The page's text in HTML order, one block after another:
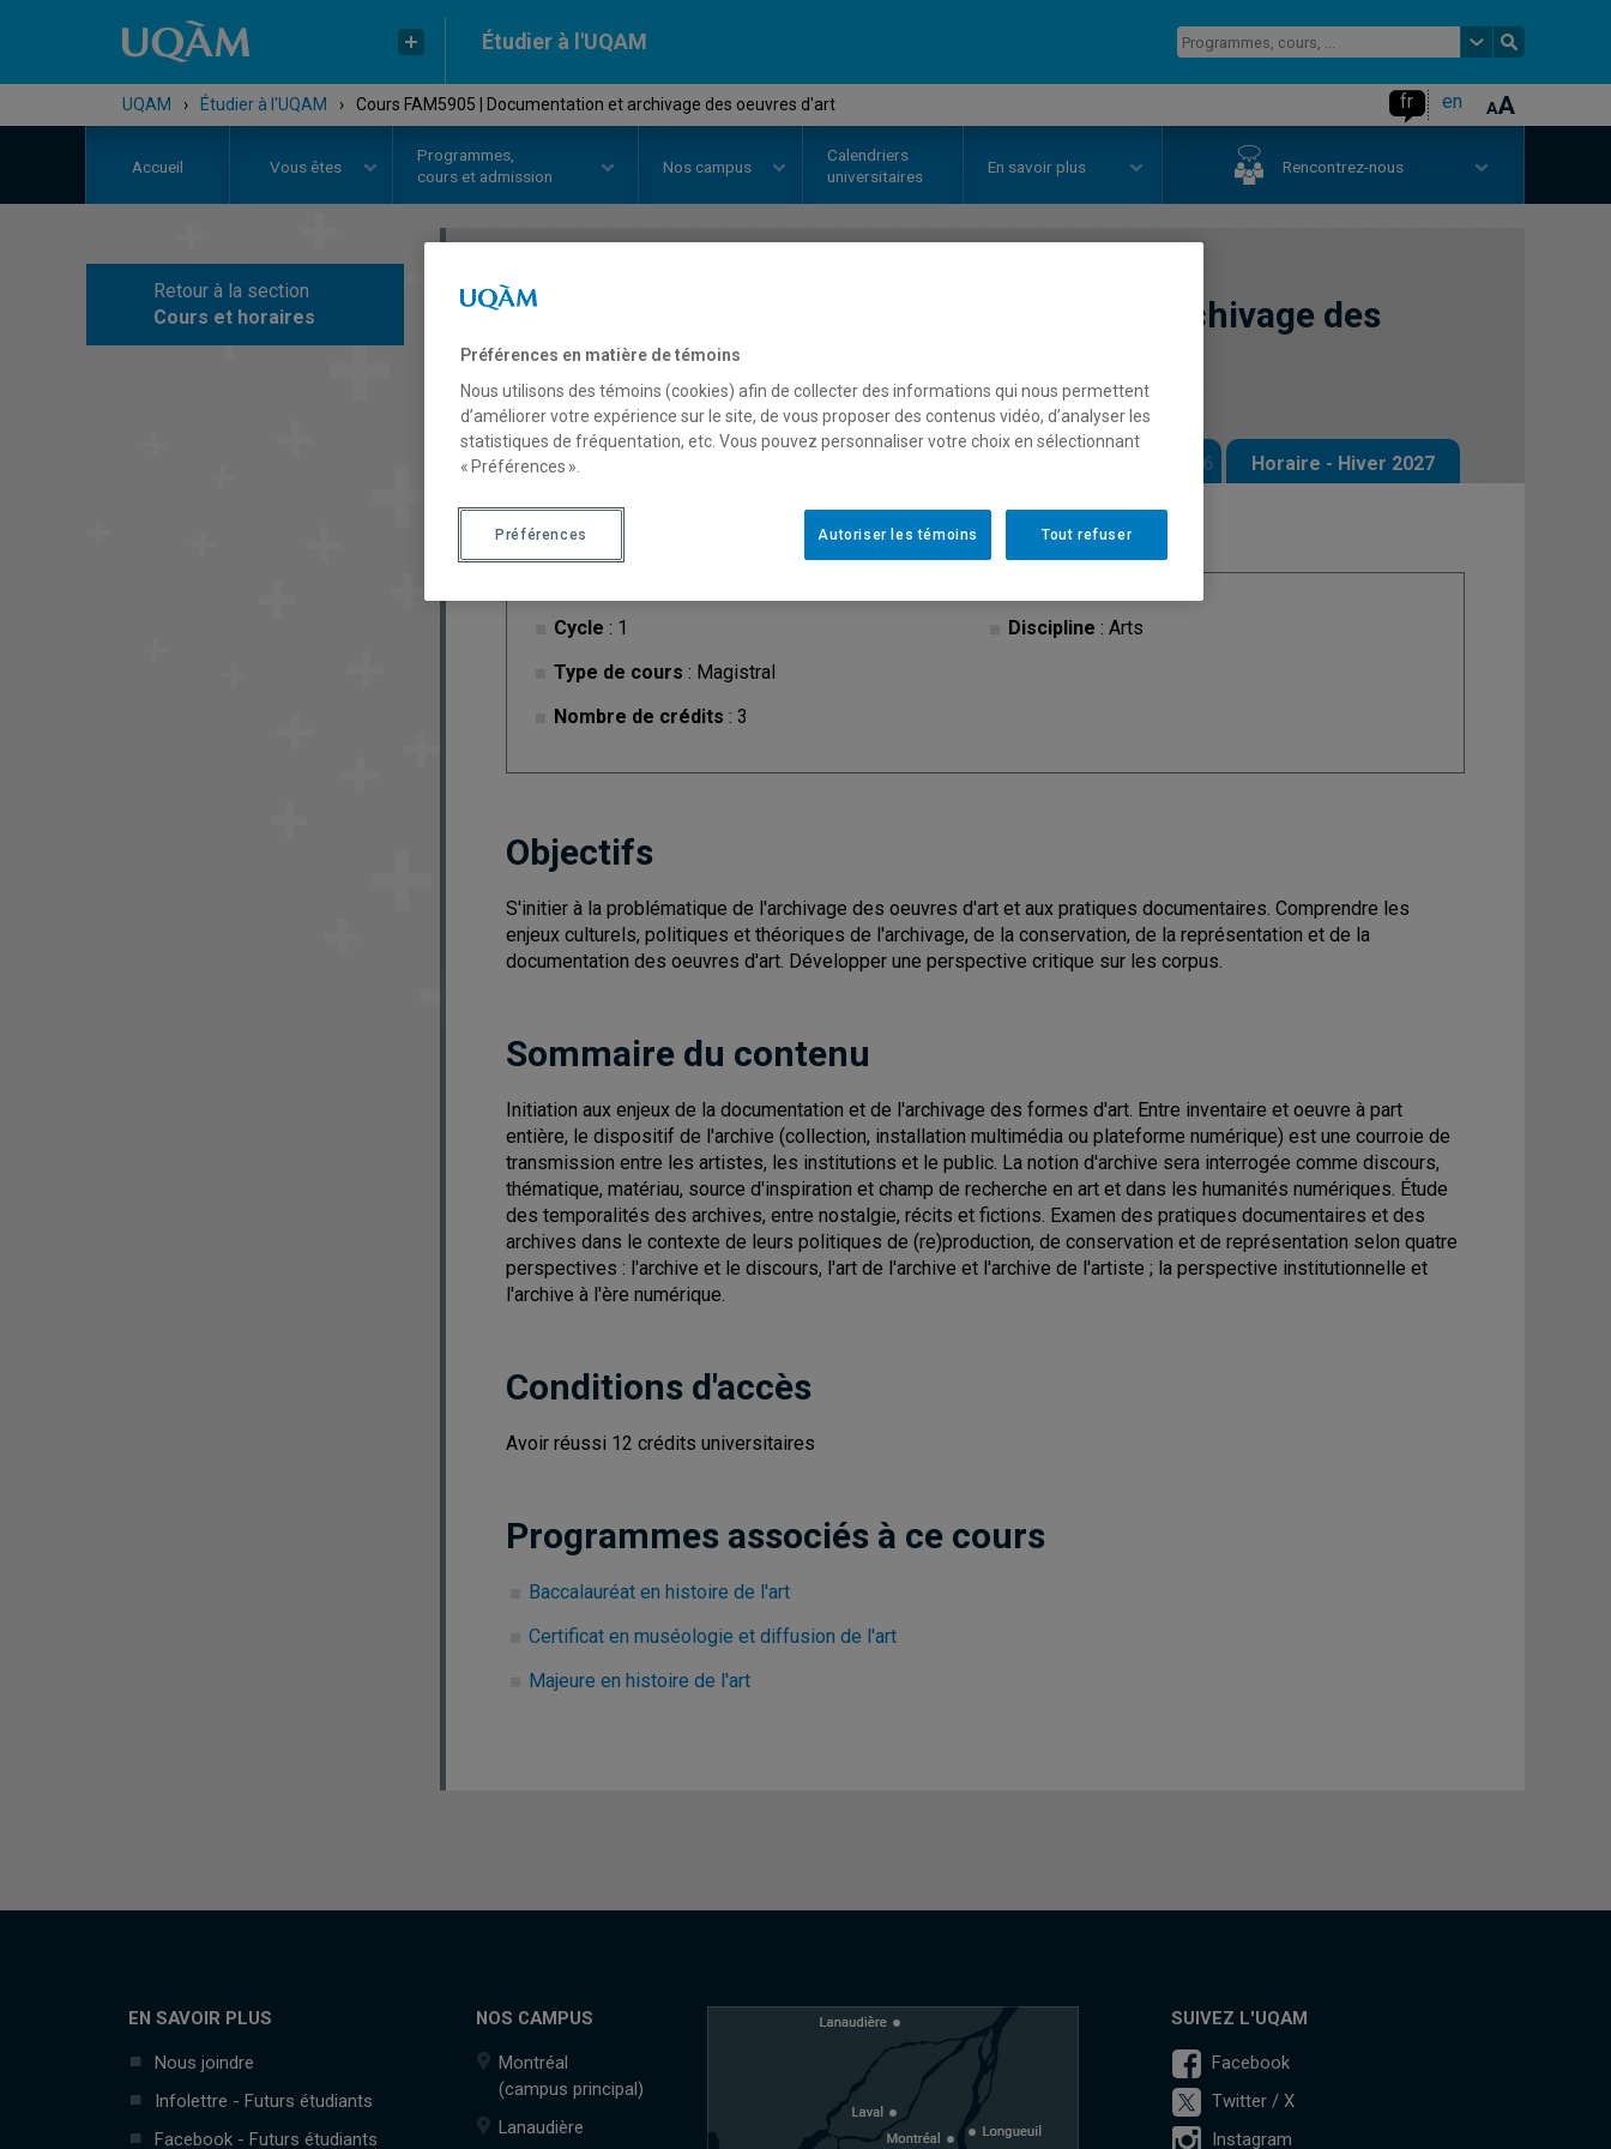
Étudier à l'UQAM
UQAM › Étudier à l'UQAM › Cours FAM5905 | Documentation et archivage des oeuvres d'art fr en
Accueil Vous êtes
Programmes,
cours et admission
Nos campus
Calendriers
universitaires
En savoir plus Rencontrez-nous
Retour à la section
Cours et horaires
COURS
Documentation et archivage des
oeuvres d'art
Description Horaire - Automne 2026 Horaire - Hiver 2027
Cycle : 1
Type de cours : Magistral
Nombre de crédits : 3
Discipline : Arts
Objectifs
S'initier à la problématique de l'archivage des oeuvres d'art et aux pratiques documentaires. Comprendre les
enjeux culturels, politiques et théoriques de l'archivage, de la conservation, de la représentation et de la
documentation des oeuvres d'art. Développer une perspective critique sur les corpus.
Sommaire du contenu
Initiation aux enjeux de la documentation et de l'archivage des formes d'art. Entre inventaire et oeuvre à part
entière, le dispositif de l'archive (collection, installation multimédia ou plateforme numérique) est une courroie de
transmission entre les artistes, les institutions et le public. La notion d'archive sera interrogée comme discours,
thématique, matériau, source d'inspiration et champ de recherche en art et dans les humanités numériques. Étude
des temporalités des archives, entre nostalgie, récits et fictions. Examen des pratiques documentaires et des
archives dans le contexte de leurs politiques de (re)production, de conservation et de représentation selon quatre
perspectives : l'archive et le discours, l'art de l'archive et l'archive de l'artiste ; la perspective institutionnelle et
l'archive à l'ère numérique.
Conditions d'accès
Avoir réussi 12 crédits universitaires
Programmes associés à ce cours
Baccalauréat en histoire de l'art
Certificat en muséologie et diffusion de l'art
Majeure en histoire de l'art
EN SAVOIR PLUS
Nous joindre
Infolettre - Futurs étudiants
Facebook - Futurs étudiants
NOS CAMPUS
Montréal
(campus principal)
Lanaudière
SUIVEZ L'UQAM
Facebook
Twitter / X
Instagram
Préférences en matière de témoins
Nous utilisons des témoins (cookies) afin de collecter des informations qui nous permettent
d’améliorer votre expérience sur le site, de vous proposer des contenus vidéo, d’analyser les
statistiques de fréquentation, etc. Vous pouvez personnaliser votre choix en sélectionnant
« Préférences ».
Tout refuser
Autoriser les témoins
Préférences